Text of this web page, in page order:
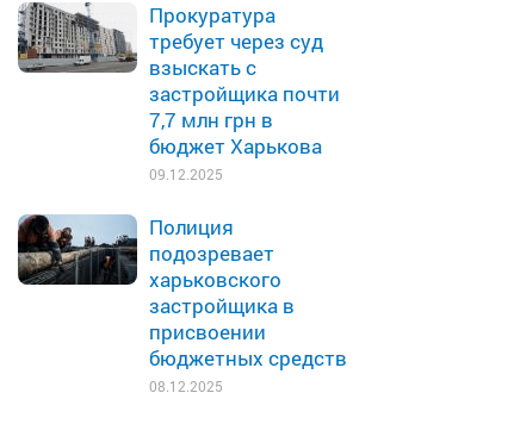
Прокуратура
требует через суд
взыскать с
застройщика почти
7,7 млн грн в
бюджет Харькова
09.12.2025
Полиция
подозревает
харьковского
застройщика в
присвоении
бюджетных средств
08.12.2025